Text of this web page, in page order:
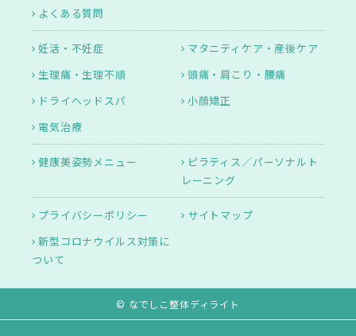
よくある質問
妊活・不妊症
マタニティケア・産後ケア
生理痛・生理不順
頭痛・肩こり・腰痛
ドライヘッドスパ
小顔矯正
電気治療
健康美姿勢メニュー
ピラティス／パーソナルト
レーニング
プライバシーポリシー
サイトマップ
新型コロナウイルス対策に
ついて
© なでしこ整体ディライト